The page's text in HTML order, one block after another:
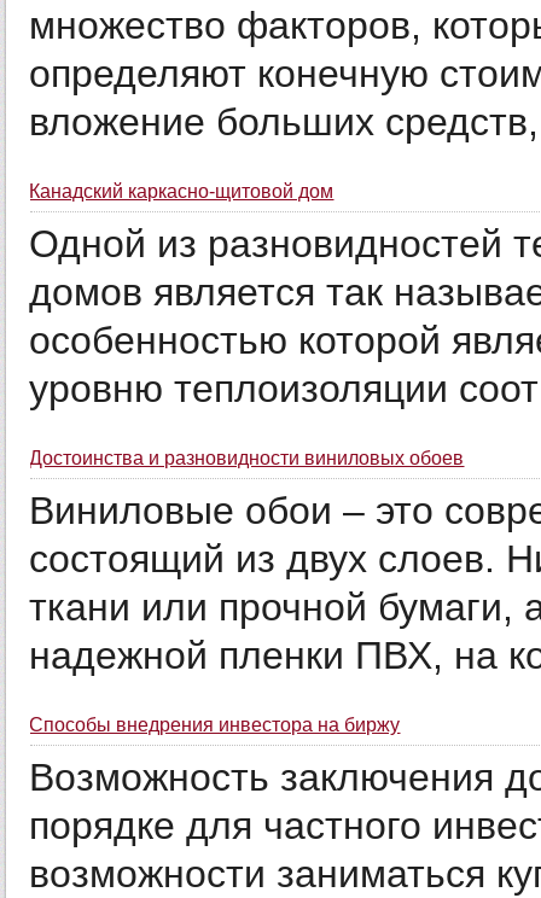
множество факторов,
определяют конечную
вложение больших
Канадский каркасно-щитовой дом
Одной из разновидностей
домов является так
особенностью которой
уровню теплоизоляции
Достоинства и разновидности виниловых обоев
Виниловые обои – это
состоящий из двух слоев.
ткани или прочной бумаги,
надежной пленки ПВХ, на
Способы внедрения инвестора на биржу
Возможность заключения
порядке для частного
возможности заниматься